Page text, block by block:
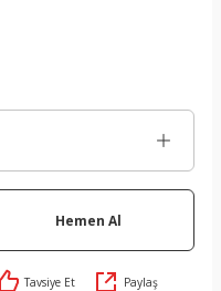
Hemen Al
Tavsiye Et Paylaş